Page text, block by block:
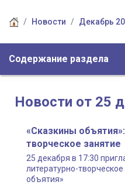
Новости Декабрь
Содержание раздела
Новости от 25
«Сказкины
творческое занятие
25 декабря в 17:30
литературно-
объятия»